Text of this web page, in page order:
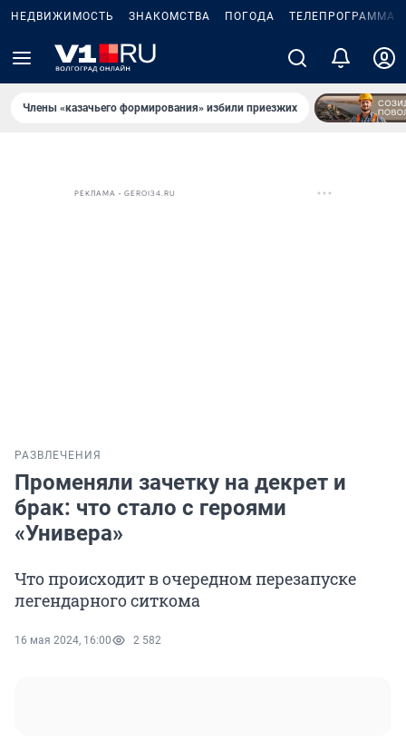
НЕДВИЖИМОСТЬ ЗНАКОМСТВА ПОГОДА ТЕЛЕПРОГРАММА
Члены «казачьего формирования» избили приезжих
РЕКЛАМА • GEROI34.RU
РАЗВЛЕЧЕНИЯ
Променяли зачетку на декрет и
брак: что стало с героями
«Универа»
Что происходит в очередном перезапуске
легендарного ситкома
16 мая 2024, 16:00 2 582